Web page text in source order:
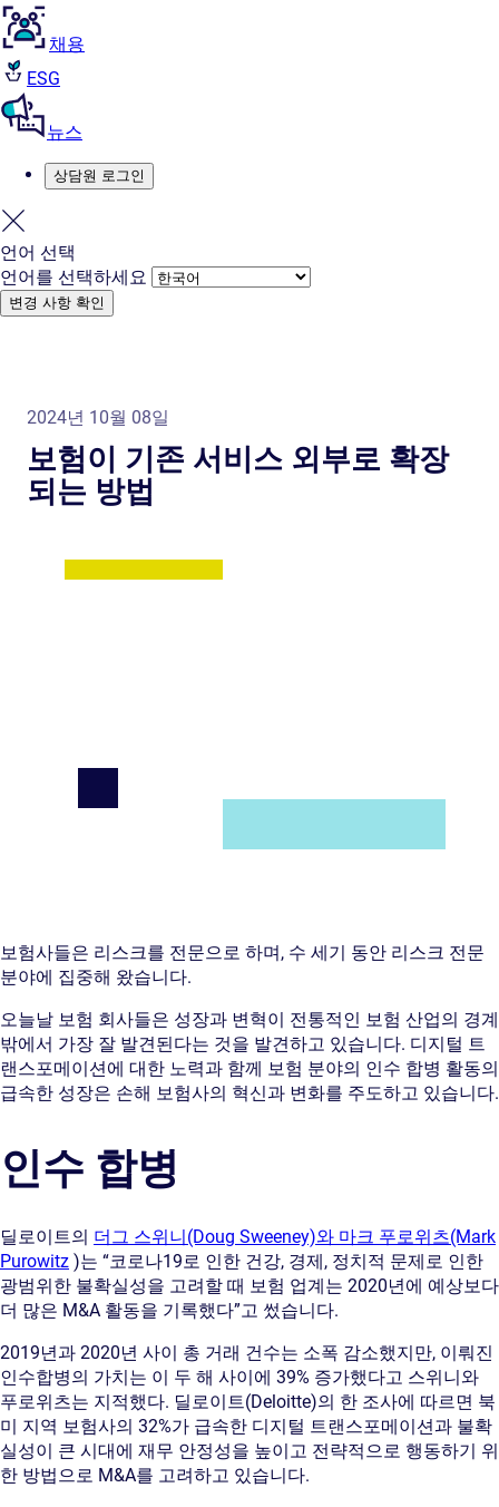
채용
ESG
뉴스
상담원 로그인
언어 선택
언어를 선택하세요
변경 사항 확인
2024년 10월 08일
보험이 기존 서비스 외부로 확장
되는 방법
보험사들은 리스크를 전문으로 하며, 수 세기 동안 리스크 전문
분야에 집중해 왔습니다.
오늘날 보험 회사들은 성장과 변혁이 전통적인 보험 산업의 경계
밖에서 가장 잘 발견된다는 것을 발견하고 있습니다. 디지털 트
랜스포메이션에 대한 노력과 함께 보험 분야의 인수 합병 활동의
급속한 성장은 손해 보험사의 혁신과 변화를 주도하고 있습니다.
인수 합병
딜로이트의 더그 스위니(Doug Sweeney)와 마크 푸로위츠(Mark
Purowitz )는 “코로나19로 인한 건강, 경제, 정치적 문제로 인한
광범위한 불확실성을 고려할 때 보험 업계는 2020년에 예상보다
더 많은 M&A 활동을 기록했다”고 썼습니다.
2019년과 2020년 사이 총 거래 건수는 소폭 감소했지만, 이뤄진
인수합병의 가치는 이 두 해 사이에 39% 증가했다고 스위니와
푸로위츠는 지적했다. 딜로이트(Deloitte)의 한 조사에 따르면 북
미 지역 보험사의 32%가 급속한 디지털 트랜스포메이션과 불확
실성이 큰 시대에 재무 안정성을 높이고 전략적으로 행동하기 위
한 방법으로 M&A를 고려하고 있습니다.